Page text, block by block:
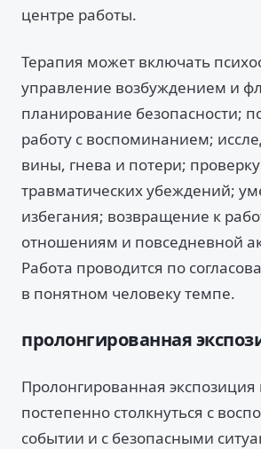
центре работы.
Терапия может включать
управление возбуждением и
планирование безопасности;
работу с воспоминанием;
вины, гнева и потери; проверку
травматических убеждений;
избегания; возвращение к
отношениям и повседневной
Работа проводится по
в понятном человеку темпе.
пролонгированная
Пролонгированная экспозиция
постепенно столкнуться с
событии и с безопасными